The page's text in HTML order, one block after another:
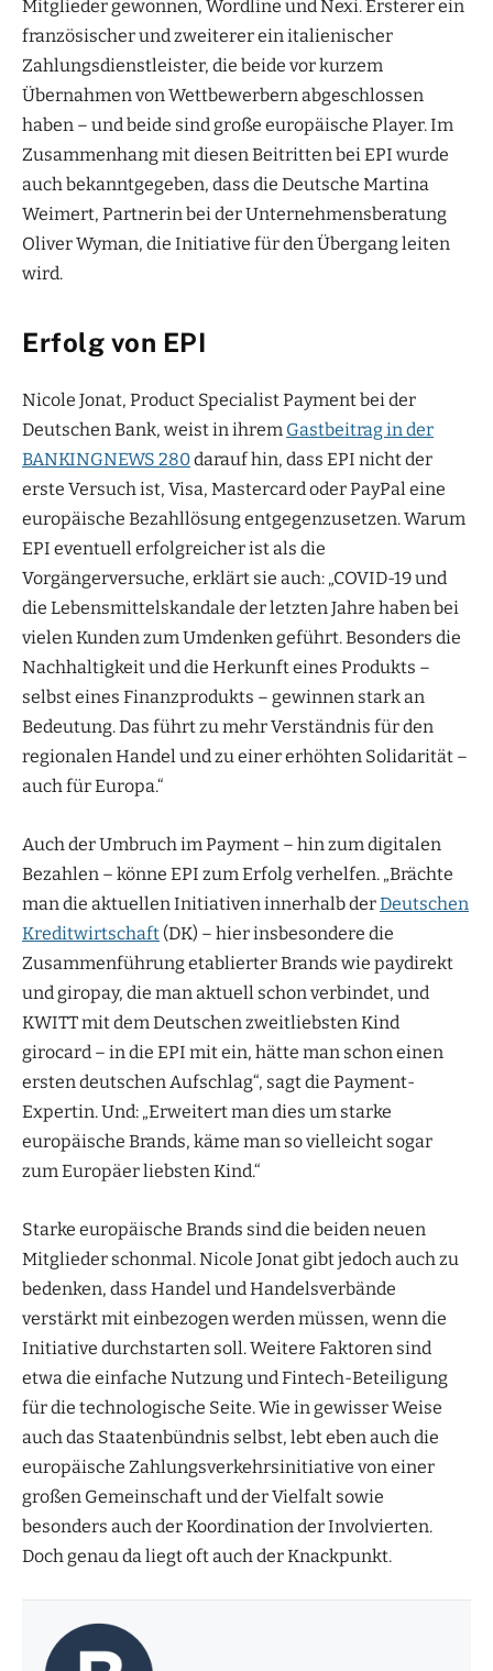
Mitglieder gewonnen, Wordline und Nexi. Ersterer ein
französischer und zweiterer ein italienischer
Zahlungsdienstleister, die beide vor kurzem
Übernahmen von Wettbewerbern abgeschlossen
haben – und beide sind große europäische Player. Im
Zusammenhang mit diesen Beitritten bei EPI wurde
auch bekanntgegeben, dass die Deutsche Martina
Weimert, Partnerin bei der Unternehmensberatung
Oliver Wyman, die Initiative für den Übergang leiten
wird.
Erfolg von EPI
Nicole Jonat, Product Specialist Payment bei der
Deutschen Bank, weist in ihrem Gastbeitrag in der
BANKINGNEWS 280darauf hin, dass EPI nicht der
erste Versuch ist, Visa, Mastercard oder PayPal eine
europäische Bezahllösung entgegenzusetzen. Warum
EPI eventuell erfolgreicher ist als die
Vorgängerversuche, erklärt sie auch: „COVID-19 und
die Lebensmittelskandale der letzten Jahre haben bei
vielen Kunden zum Umdenken geführt. Besonders die
Nachhaltigkeit und die Herkunft eines Produkts –
selbst eines Finanzprodukts – gewinnen stark an
Bedeutung. Das führt zu mehr Verständnis für den
regionalen Handel und zu einer erhöhten Solidarität –
auch für Europa.“
Auch der Umbruch im Payment – hin zum digitalen
Bezahlen – könne EPI zum Erfolg verhelfen. „Brächte
man die aktuellen Initiativen innerhalb derDeutschen
Kreditwirtschaft (DK) – hier insbesondere die
Zusammenführung etablierter Brands wie paydirekt
und giropay, die man aktuell schon verbindet, und
KWITT mit dem Deutschen zweitliebsten Kind
girocard – in die EPI mit ein, hätte man schon einen
ersten deutschen Aufschlag“, sagt die Payment-
Expertin. Und: „Erweitert man dies um starke
europäische Brands, käme man so vielleicht sogar
zum Europäer liebsten Kind.“
Starke europäische Brands sind die beiden neuen
Mitglieder schonmal. Nicole Jonat gibt jedoch auch zu
bedenken, dass Handel und Handelsverbände
verstärkt mit einbezogen werden müssen, wenn die
Initiative durchstarten soll. Weitere Faktoren sind
etwa die einfache Nutzung und Fintech-Beteiligung
für die technologische Seite. Wie in gewisser Weise
auch das Staatenbündnis selbst, lebt eben auch die
europäische Zahlungsverkehrsinitiative von einer
großen Gemeinschaft und der Vielfalt sowie
besonders auch der Koordination der Involvierten.
Doch genau da liegt oft auch der Knackpunkt.